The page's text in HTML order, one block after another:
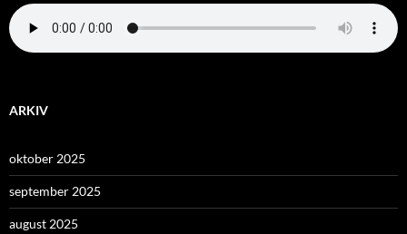
ARKIV
oktober 2025
september 2025
august 2025